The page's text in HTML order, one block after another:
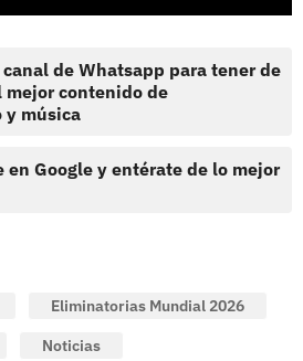
de Whatsapp para tener de
mejor contenido de
música
en Google y entérate de lo mejor
Eliminatorias Mundial 2026
Noticias